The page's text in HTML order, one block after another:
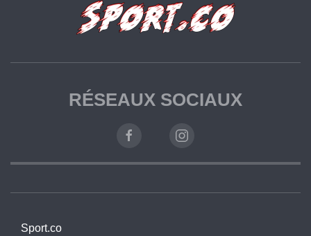
RÉSEAUX SOCIAUX
Sport.co